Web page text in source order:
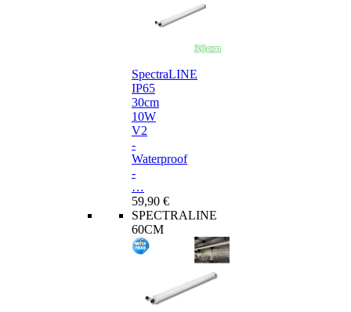
SpectraLINE
IP65
30cm
10W
V2
-
Waterproof
-
…
59,90 €
SPECTRALINE
60CM